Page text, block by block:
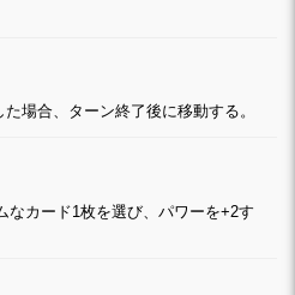
場合、ターン終了後に移動する。
なカード1枚を選び、パワーを+2す